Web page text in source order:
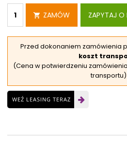
ZAMÓW ZAPYTAJ O
Przed dokonaniem zamówienia
koszt
(Cena w potwierdzeniu
transportu)
WEŹ LEASING TERAZ